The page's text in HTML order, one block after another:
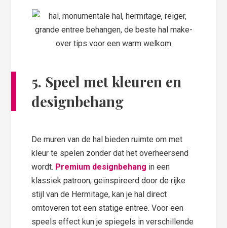
5. Speel met kleuren en
designbehang
De muren van de hal bieden ruimte om met
kleur te spelen zonder dat het overheersend
wordt. Premium designbehang in een
klassiek patroon, geïnspireerd door de rijke
stijl van de Hermitage, kan je hal direct
omtoveren tot een statige entree. Voor een
speels effect kun je spiegels in verschillende